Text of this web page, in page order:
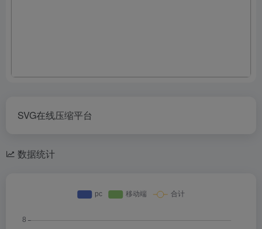
SVG在线压缩平台
数据统计